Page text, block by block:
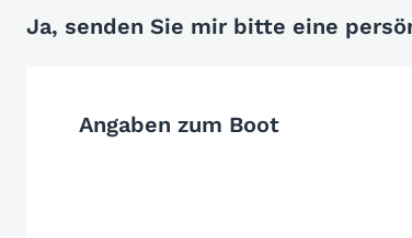
Ja, senden Sie mir bitte eine
Angaben zum Boot